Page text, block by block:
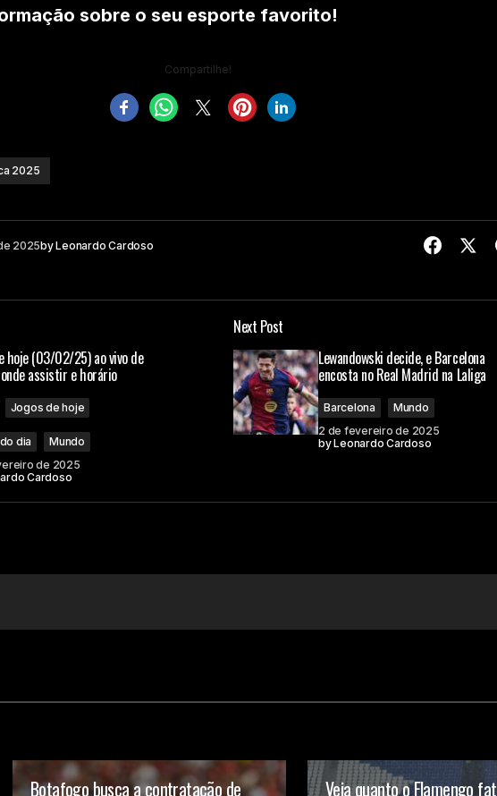
sobre o seu esporte favorito!
Compartilhe!
2025
2025byLeonardo Cardoso
hoje (03/02/25) ao vivo de
assistir e horário
Jogos de hoje
dia
Mundo
de 2025
Cardoso
Next Post
Lewandowski decide, e Barcelona
encosta no Real Madrid na Laliga
Barcelona
Mundo
2 de fevereiro de 2025
byLeonardo Cardoso
Botafogo busca a contratação de Veja quanto o Flamengo